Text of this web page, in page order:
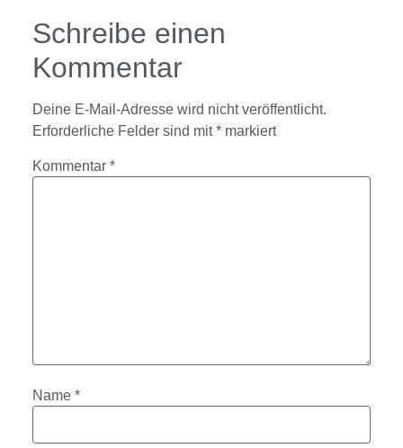
Schreibe einen
Kommentar
Deine E-Mail-Adresse wird nicht veröffentlicht.
Erforderliche Felder sind mit* markiert
Kommentar *
Name *